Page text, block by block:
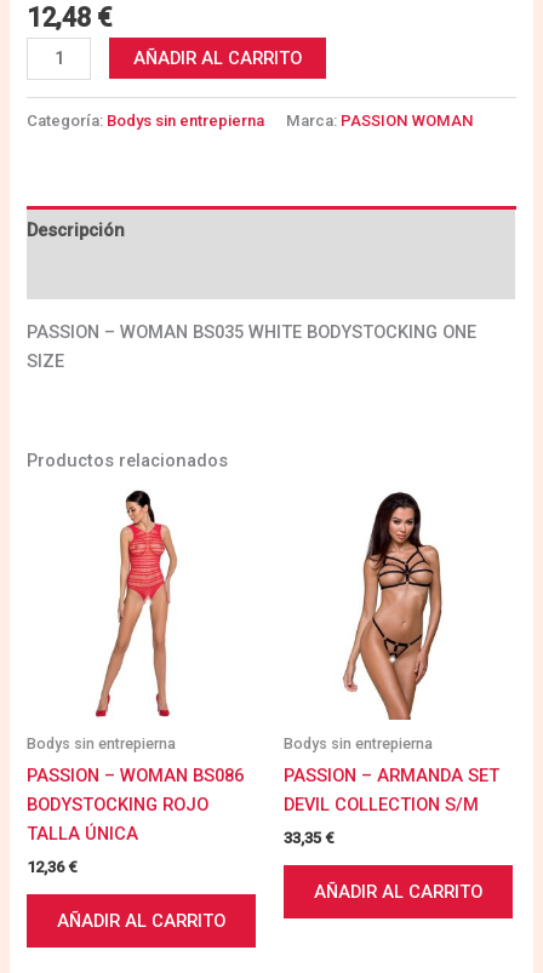
12,48 €
AÑADIR AL CARRITO
Categoría: Bodys sin entrepierna Marca: PASSION WOMAN
Descripción
PASSION – WOMAN BS035 WHITE BODYSTOCKING ONE
SIZE
Productos relacionados
Bodys sin entrepierna
PASSION – WOMAN BS086
BODYSTOCKING ROJO
TALLA ÚNICA
12,36€
AÑADIR AL CARRITO
Bodys sin entrepierna
PASSION – ARMANDA SET
DEVIL COLLECTION S/M
33,35€
AÑADIR AL CARRITO